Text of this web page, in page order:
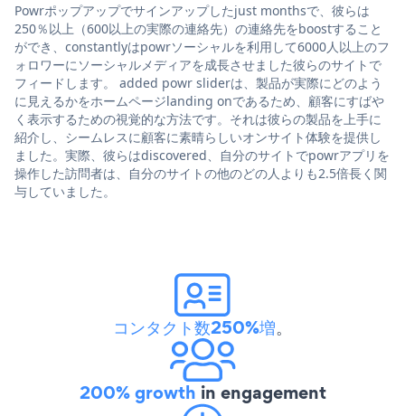
Powrポップアップでサインアップしたjust monthsで、彼らは
250％以上（600以上の実際の連絡先）の連絡先をboostすること
ができ、constantlyはpowrソーシャルを利用して6000人以上のフ
ォロワーにソーシャルメディアを成長させました彼らのサイトで
フィードします。 added powr sliderは、製品が実際にどのよう
に見えるかをホームページlanding onであるため、顧客にすばや
く表示するための視覚的な方法です。それは彼らの製品を上手に
紹介し、シームレスに顧客に素晴らしいオンサイト体験を提供し
ました。実際、彼らはdiscovered、自分のサイトでpowrアプリを
操作した訪問者は、自分のサイトの他のどの人よりも2.5倍長く関
与していました。
コンタクト数250%増。
200% growth in engagement